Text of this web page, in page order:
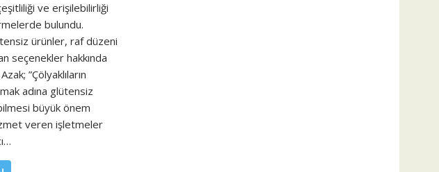
ve erişilebilirliği
bulundu.
ürünler, raf düzeni
seçenekler hakkında
”Çölyaklıların
adına glütensiz
büyük önem
veren işletmeler